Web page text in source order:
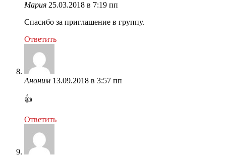
Мария 25.03.2018 в 7:19 пп
Спасибо за приглашение в группу.
Ответить
Аноним 13.09.2018 в 3:57 пп
👍
Ответить